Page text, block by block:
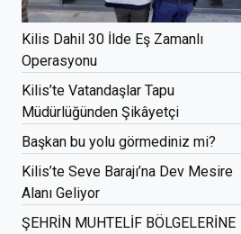
Kilis Dahil 30 İlde Eş Zamanlı
Operasyonu
Kilis’te Vatandaşlar Tapu
Müdürlüğünden Şikâyetçi
Başkan bu yolu görmediniz mi?
Kilis’te Seve Barajı’na Dev Mesire
Alanı Geliyor
ŞEHRİN MUHTELİF BÖLGELERİNE